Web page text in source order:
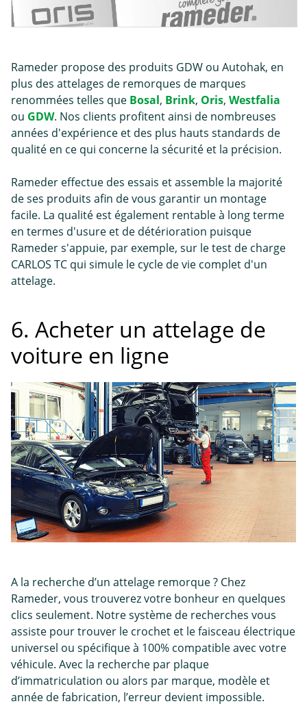
Rameder propose des produits GDW ou Autohak, en
plus des attelages de remorques de marques
renommées telles que Bosal, Brink, Oris, Westfalia
ou GDW. Nos clients profitent ainsi de nombreuses
années d'expérience et des plus hauts standards de
qualité en ce qui concerne la sécurité et la précision.
Rameder effectue des essais et assemble la majorité
de ses produits afin de vous garantir un montage
facile. La qualité est également rentable à long terme
en termes d'usure et de détérioration puisque
Rameder s'appuie, par exemple, sur le test de charge
CARLOS TC qui simule le cycle de vie complet d'un
attelage.
6. Acheter un attelage de
voiture en ligne
A la recherche d’un attelage remorque ? Chez
Rameder, vous trouverez votre bonheur en quelques
clics seulement. Notre système de recherches vous
assiste pour trouver le crochet et le faisceau électrique
universel ou spécifique à 100% compatible avec votre
véhicule. Avec la recherche par plaque
d’immatriculation ou alors par marque, modèle et
année de fabrication, l’erreur devient impossible.